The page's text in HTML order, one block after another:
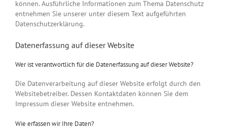
können. Ausführliche Informationen zum Thema Datenschutz
entnehmen Sie unserer unter diesem Text aufgeführten
Datenschutzerklärung.
Datenerfassung auf dieser Website
Wer ist verantwortlich für die Datenerfassung auf dieser Website?
Die Datenverarbeitung auf dieser Website erfolgt durch den
Websitebetreiber. Dessen Kontaktdaten können Sie dem
Impressum dieser Website entnehmen.
Wie erfassen wir Ihre Daten?